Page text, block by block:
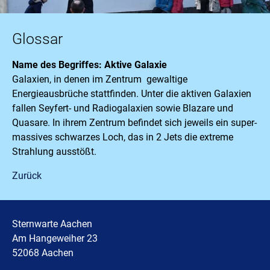
Glossar
Name des Begriffes: Aktive Galaxie
Galaxien, in denen im Zentrum gewaltige
Energieausbrüche stattfinden. Unter die aktiven Galaxien
fallen Seyfert- und Radiogalaxien sowie Blazare und
Quasare. In ihrem Zentrum befindet sich jeweils ein super-
massives schwarzes Loch, das in 2 Jets die extreme
Strahlung ausstößt.
Zurück
Sternwarte Aachen
Am Hangeweiher 23
52068 Aachen